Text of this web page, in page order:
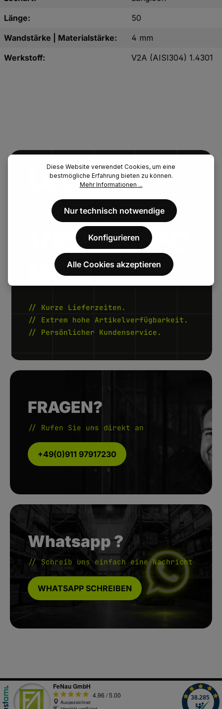
Länge:
50
Wandstärke | Materialstärke:
4 mm
Werkstoff:
V2A (AISI304) 1.4301
UNSER.
FENAU.
VERSPREC
HEN.
// Kurze Lieferzeiten.
// Extrem hohe Artikelverfügbarkeit.
// Persönlicher Kundenservice.
FRAGEN?
// Rufen Sie uns direkt an
+49(0)911 97917230
Whatsapp ?
// Schreib uns einfach eine Nachricht
WHATSAPP SCHREIBEN
Diese Website verwendet Cookies, um eine
bestmögliche Erfahrung bieten zu können.
Mehr Informationen ...
Nur technisch notwendige
Konfigurieren
Alle Cookies akzeptieren